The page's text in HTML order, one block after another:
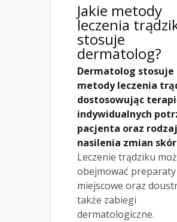
Jakie metody
leczenia
stosuje
dermatolog?
Dermatolog stosuje
metody leczenia
dostosowując
indywidualnych
pacjenta oraz
nasilenia zmian
Leczenie trądziku
obejmować preparaty
miejscowe oraz
także zabiegi
dermatologiczne.